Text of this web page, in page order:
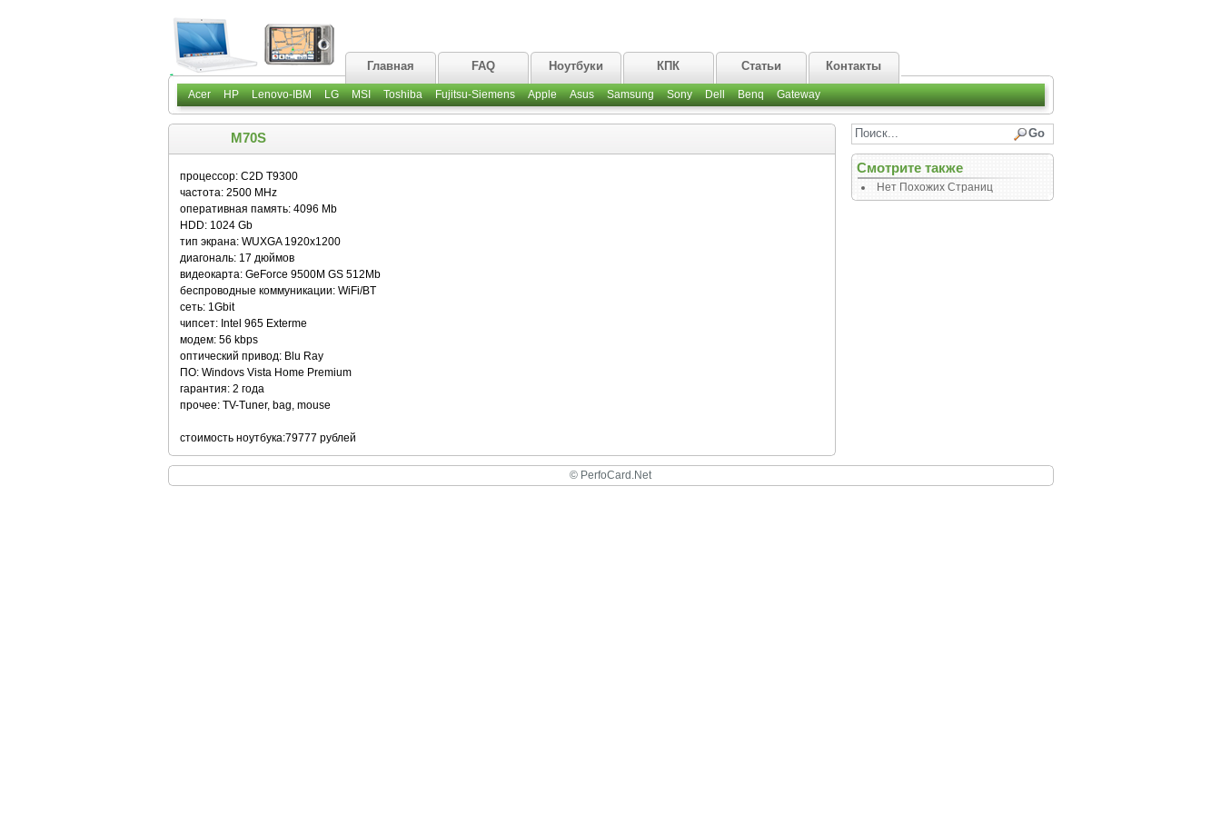
Главная FAQ Ноутбуки КПК Статьи Контакты
Acer HP Lenovo-IBM LG MSI Toshiba Fujitsu-Siemens Apple Asus Samsung Sony Dell Benq Gateway
M70S
процессор: C2D T9300
частота: 2500 MHz
оперативная память: 4096 Mb
HDD: 1024 Gb
тип экрана: WUXGA 1920x1200
диагональ: 17 дюймов
видеокарта: GeForce 9500M GS 512Mb
беспроводные коммуникации: WiFi/BT
сеть: 1Gbit
чипсет: Intel 965 Exterme
модем: 56 kbps
оптический привод: Blu Ray
ПО: Windovs Vista Home Premium
гарантия: 2 года
прочее: TV-Tuner, bag, mouse
стоимость ноутбука:79777 рублей
Смотрите также
Нет Похожих Страниц
© PerfoCard.Net